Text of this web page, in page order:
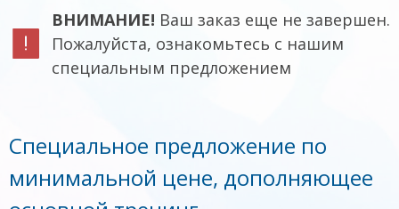
ВНИМАНИЕ! Ваш заказ еще не завершен.
Пожалуйста, ознакомьтесь с нашим
специальным предложением
Специальное предложение по
минимальной цене, дополняющее